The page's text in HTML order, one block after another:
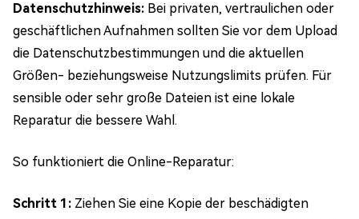
Datenschutzhinweis: Bei privaten, vertraulichen oder
geschäftlichen Aufnahmen sollten Sie vor dem Upload
die Datenschutzbestimmungen und die aktuellen
Größen- beziehungsweise Nutzungslimits prüfen. Für
sensible oder sehr große Dateien ist eine lokale
Reparatur die bessere Wahl.
So funktioniert die Online-Reparatur:
Schritt 1: Ziehen Sie eine Kopie der beschädigten